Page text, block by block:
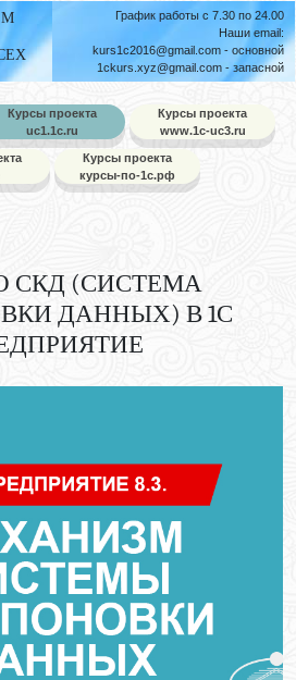
График работы с 7.30 по 24.00
Наши email:
kurs1c2016@gmail.com - основной
1ckurs.xyz@gmail.com - запасной
Курсы проекта
uc1.1c.ru
Курсы проекта
www.1c-uc3.ru
Курсы проекта
курсы-по-1с.рф
СКД (СИСТЕМА
ДАННЫХ) В 1С